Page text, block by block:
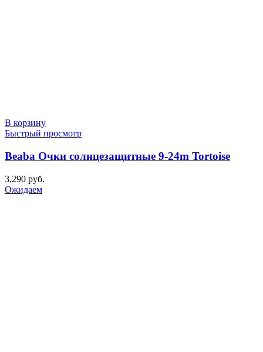
В корзину
Быстрый просмотр
Beaba Очки солнцезащитные 9-24m Tortoise
3,290 руб.
Ожидаем